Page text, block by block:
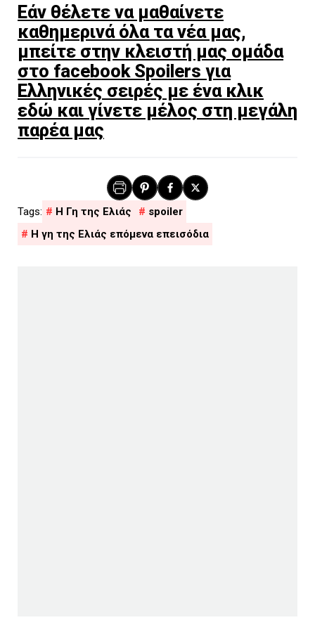
Εάν θέλετε να μαθαίνετε
καθημερινά όλα τα νέα μας,
μπείτε στην κλειστή μας ομάδα
στο facebook Spoilers για
Ελληνικές σειρές με ένα κλικ
εδώ και γίνετε μέλος στη μεγάλη
παρέα μας
H Γη της Ελιάς
spoiler
Η γη της Ελιάς επόμενα επεισόδια